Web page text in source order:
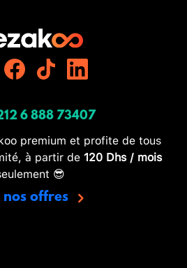
6 888 73407
premium et profite de tous
à partir de 120 Dhs / mois
😎
nos offres